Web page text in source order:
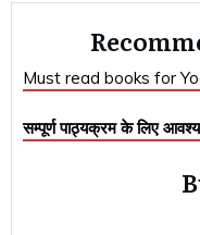
Must read books for
सम्पूर्ण पाठ्यक्रम के लिए